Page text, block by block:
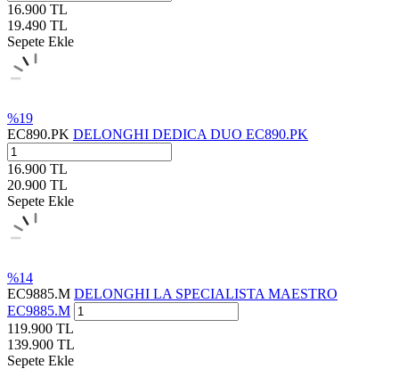
16.900 TL
19.490 TL
Sepete Ekle
%19
EC890.PK DELONGHI DEDICA DUO EC890.PK
16.900 TL
20.900 TL
Sepete Ekle
%14
EC9885.M DELONGHI LA SPECIALISTA MAESTRO
EC9885.M
119.900 TL
139.900 TL
Sepete Ekle